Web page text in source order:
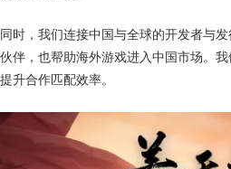
同时，我们连接中国与全球的开发者与
伙伴，也帮助海外游戏进入中国市场。
提升合作匹配效率。